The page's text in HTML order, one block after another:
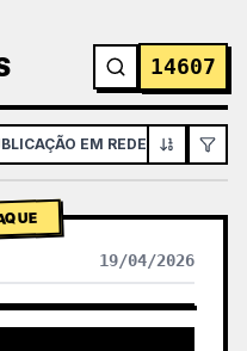
14607
EM REDES SOCIAIS
19/04/2026